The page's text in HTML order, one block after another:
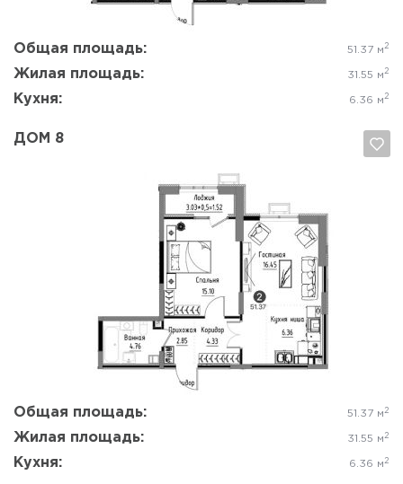
Общая площадь: 51.37 м 2
Жилая площадь: 31.55 м 2
Кухня: 6.36 м 2
ДОМ 8
Общая площадь: 51.37 м 2
Жилая площадь: 31.55 м 2
Кухня: 6.36 м 2
Да, удалить